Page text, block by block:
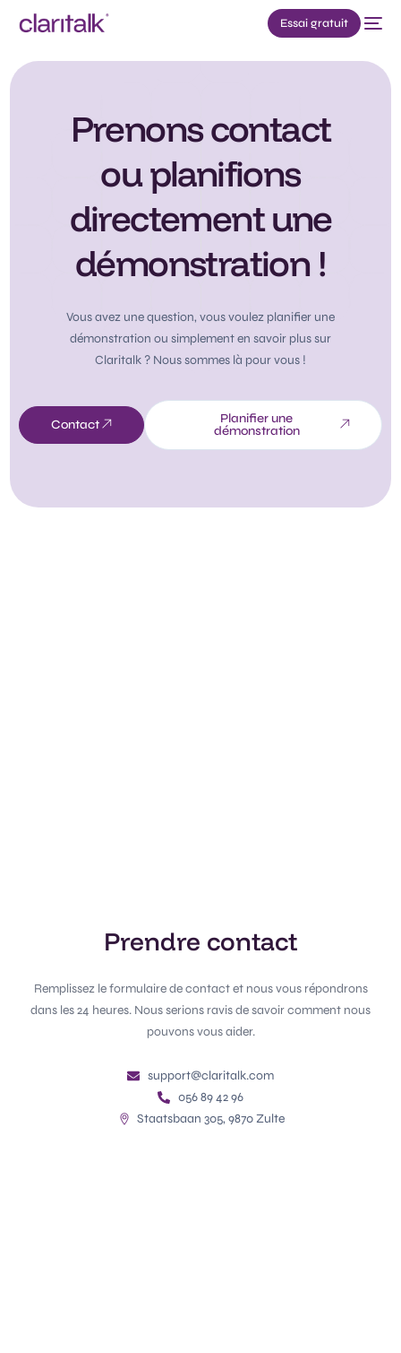
Essai gratuit
Prenons contact
ou planifions
directement une
démonstration !
Vous avez une question, vous voulez planifier une
démonstration ou simplement en savoir plus sur
Claritalk ? Nous sommes là pour vous !
Contact
Planifier une
démonstration
Prendre contact
Remplissez le formulaire de contact et nous vous répondrons
dans les 24 heures. Nous serions ravis de savoir comment nous
pouvons vous aider.
support@claritalk.com
056 89 42 96
Staatsbaan 305, 9870 Zulte